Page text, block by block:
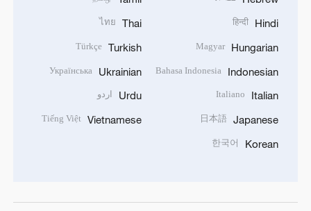
Hindi
हिन्दी
Hungarian
Magyar
Indonesian
Bahasa Indonesia
Italian
Italiano
Japanese
日本語
Korean
한국어
Thai
ไทย
Turkish
Türkçe
Ukrainian
Українська
Urdu اردو
Vietnamese
Tiếng Việt